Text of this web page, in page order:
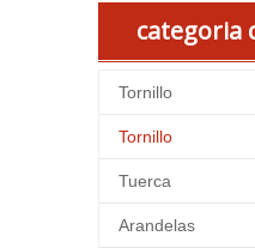
categoria
Tornillo
Tornillo
Tuerca
Arandelas